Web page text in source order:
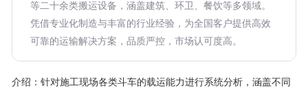
等二十余类搬运设备，涵盖建筑、环卫、餐饮等多领域。
凭借专业化制造与丰富的行业经验，为全国客户提供高效
可靠的运输解决方案，品质严控，市场认可度高。
介绍： 针对施工现场各类斗车的载运能力进行系统分析，涵盖不同